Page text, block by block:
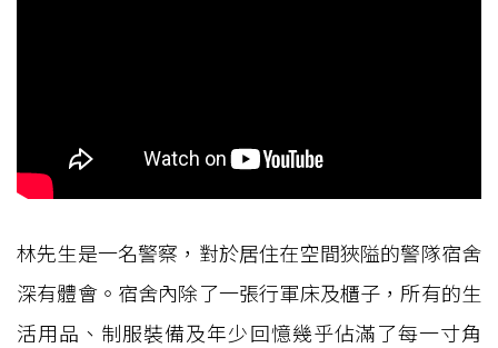
林先生是一名警察，對於居住在空間狹隘的警隊宿舍
深有體會。宿舍內除了一張行軍床及櫃子，所有的生
活用品、制服裝備及年少回憶幾乎佔滿了每一寸角